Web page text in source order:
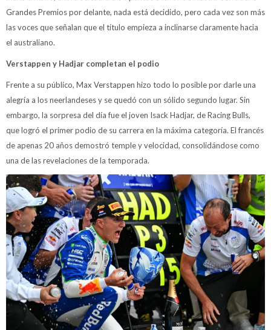
Grandes Premios por delante, nada está decidido, pero cada vez son más
las voces que señalan que el título empieza a inclinarse claramente hacia
el australiano.
Verstappen y Hadjar completan el podio
Frente a su público, Max Verstappen hizo todo lo posible por darle una
alegría a los neerlandeses y se quedó con un sólido segundo lugar. Sin
embargo, la sorpresa del día fue el joven Isack Hadjar, de Racing Bulls,
que logró el primer podio de su carrera en la máxima categoría. El francés
de apenas 20 años demostró temple y velocidad, consolidándose como
una de las revelaciones de la temporada.